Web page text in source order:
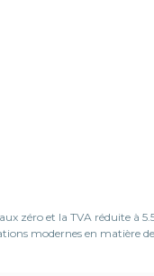
zéro et la TVA réduite à
modernes en matière